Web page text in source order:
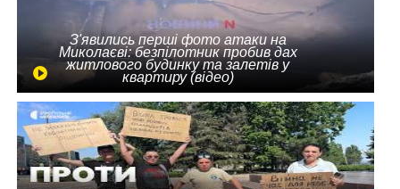
З'явились перші фото атаки на
Миколаєві: безпілотник пробив дах
житлового будинку та залетів у
квартиру (відео)